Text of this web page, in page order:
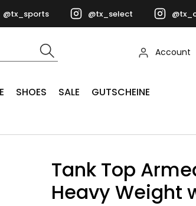
@tx_sports @tx_select
Account
SHOES SALE GUTSCHEINE
Tank Top
Heavy Weight